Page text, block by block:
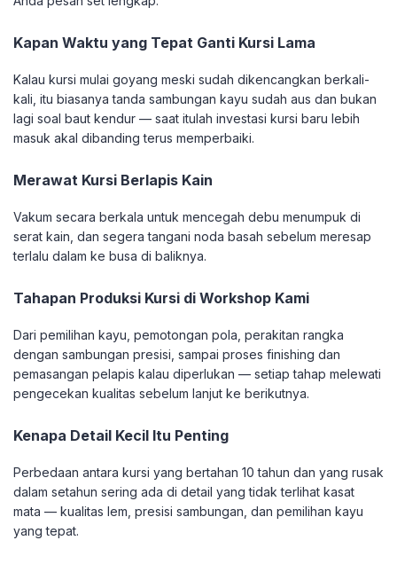
Kapan Waktu yang Tepat Ganti Kursi Lama
Kalau kursi mulai goyang meski sudah dikencangkan berkali-
kali, itu biasanya tanda sambungan kayu sudah aus dan bukan
lagi soal baut kendur — saat itulah investasi kursi baru lebih
masuk akal dibanding terus memperbaiki.
Merawat Kursi Berlapis Kain
Vakum secara berkala untuk mencegah debu menumpuk di
serat kain, dan segera tangani noda basah sebelum meresap
terlalu dalam ke busa di baliknya.
Tahapan Produksi Kursi di Workshop Kami
Dari pemilihan kayu, pemotongan pola, perakitan rangka
dengan sambungan presisi, sampai proses finishing dan
pemasangan pelapis kalau diperlukan — setiap tahap melewati
pengecekan kualitas sebelum lanjut ke berikutnya.
Kenapa Detail Kecil Itu Penting
Perbedaan antara kursi yang bertahan 10 tahun dan yang rusak
dalam setahun sering ada di detail yang tidak terlihat kasat
mata — kualitas lem, presisi sambungan, dan pemilihan kayu
yang tepat.